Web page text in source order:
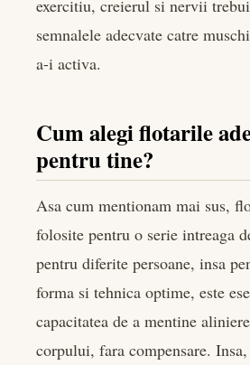
exercitiu, creierul si nervii
semnalele adecvate catre
a-i activa.
Cum alegi flotarile
pentru tine?
Asa cum mentionam mai sus,
folosite pentru o serie intreaga
pentru diferite persoane, insa
forma si tehnica optime, este
capacitatea de a mentine
corpului, fara compensare.